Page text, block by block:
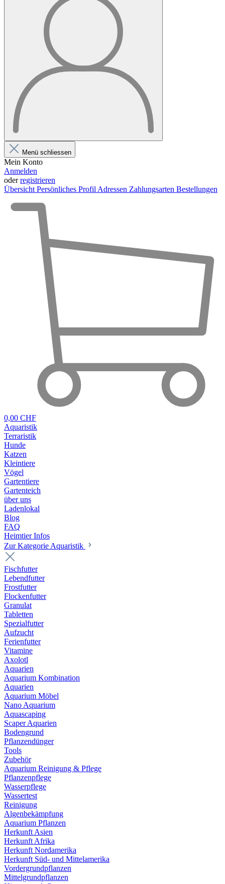
Menü schliessen
Mein Konto
Anmelden
oderregistrieren
Übersicht Persönliches Profil Adressen Zahlungsarten Bestellungen
0,00 CHF
Aquaristik
Terraristik
Hunde
Katzen
Kleintiere
Vögel
Gartentiere
Gartenteich
über uns
Ladenlokal
Blog
FAQ
Heimtier Infos
Zur Kategorie Aquaristik
Fischfutter
Lebendfutter
Frostfutter
Flockenfutter
Granulat
Tabletten
Spezialfutter
Aufzucht
Ferienfutter
Vitamine
Axolotl
Aquarien
Aquarium Kombination
Aquarien
Aquarium Möbel
Nano Aquarium
Aquascaping
Scaper Aquarien
Bodengrund
Pflanzendünger
Tools
Zubehör
Aquarium Reinigung & Pflege
Pflanzenpflege
Wasserpflege
Wassertest
Reinigung
Algenbekämpfung
Aquarium Pflanzen
Herkunft Asien
Herkunft Afrika
Herkunft Nordamerika
Herkunft Süd- und Mittelamerika
Vordergrundpflanzen
Mittelgrundpflanzen